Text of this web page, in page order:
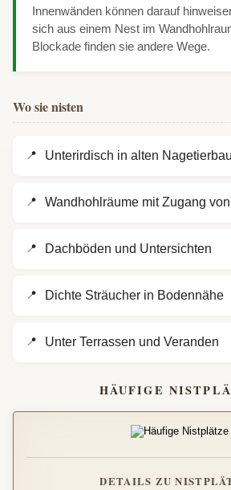
Innenwänden können darauf
sich aus einem Nest im
Blockade finden sie andere Wege.
Wo sie nisten
Unterirdisch in alten
Wandhohlräume mit Zugang
Dachböden und Untersichten
Dichte Sträucher in Bodennähe
Unter Terrassen und Veranden
HÄUFIGE
DETAILS ZU